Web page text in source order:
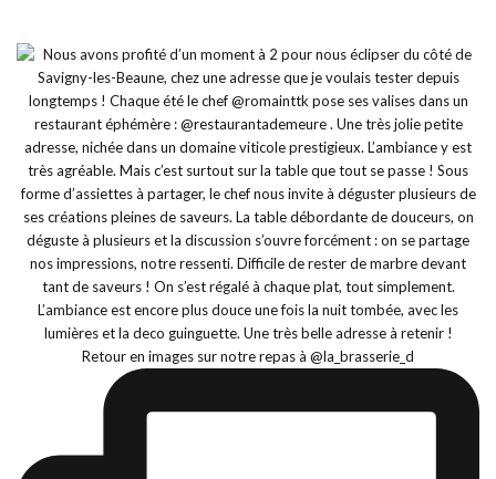
Retour en images sur notre repas à @la_brasserie_d